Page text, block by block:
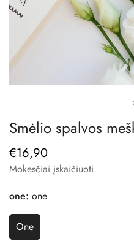
Smėlio spalvos
Reguliari
kaina
€16,90
Mokesčiai įskaičiuoti.
one: one
OneVariantas
Išparduotas